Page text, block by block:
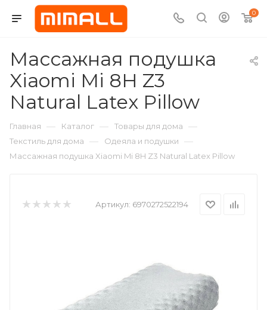
0
Массажная подушка
Xiaomi Mi 8H Z3
Natural Latex Pillow
Главная — Каталог — Товары для дома —
Текстиль для дома — Одеяла и подушки —
Массажная подушка Xiaomi Mi 8H Z3 Natural Latex Pillow
Артикул: 6970272522194